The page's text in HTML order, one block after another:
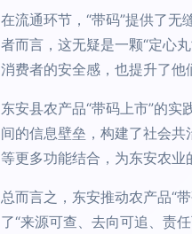
在流通环节，“带码”提供了
者而言，这无疑是一颗“定心
消费者的安全感，也提升了他
东安县农产品“带码上市”的
间的信息壁垒，构建了社会
等更多功能结合，为东安农业
总而言之，东安推动农产品“
了“来源可查、去向可追、责